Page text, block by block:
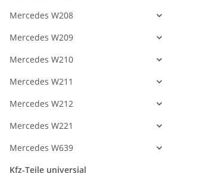
Mercedes W208
Mercedes W209
Mercedes W210
Mercedes W211
Mercedes W212
Mercedes W221
Mercedes W639
Kfz-Teile universial